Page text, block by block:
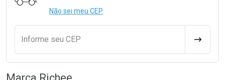
Não sei meu CEP
Informe seu CEP